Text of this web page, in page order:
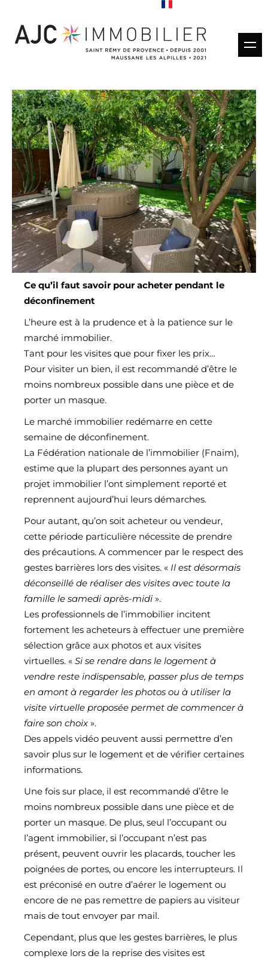
Louer
Gestion locative
Estimation
Vendus
Nos agences
L'équipe
Ce qu’il faut savoir pour acheter pendant le
déconfinement
L’heure est à la prudence et à la patience sur le
marché immobilier.
Tant pour les visites que pour fixer les prix…
Pour visiter un bien, il est recommandé d’être le
moins nombreux possible dans une pièce et de
porter un masque.
Le marché immobilier redémarre en cette
semaine de déconfinement.
La Fédération nationale de l’immobilier (Fnaim),
estime que la plupart des personnes ayant un
projet immobilier l’ont simplement reporté et
reprennent aujourd’hui leurs démarches.
Pour autant, qu’on soit acheteur ou vendeur,
cette période particulière nécessite de prendre
des précautions. A commencer par le respect des
gestes barrières lors des visites. « Il est désormais
déconseillé de réaliser des visites avec toute la
famille le samedi après-midi ».
Les professionnels de l’immobilier incitent
fortement les acheteurs à effectuer une première
sélection grâce aux photos et aux visites
virtuelles. « Si se rendre dans le logement à
vendre reste indispensable, passer plus de temps
en amont à regarder les photos ou à utiliser la
visite virtuelle proposée permet de commencer à
faire son choix ».
Des appels vidéo peuvent aussi permettre d’en
savoir plus sur le logement et de vérifier certaines
informations.
Une fois sur place, il est recommandé d’être le
moins nombreux possible dans une pièce et de
porter un masque. De plus, seul l’occupant ou
l’agent immobilier, si l’occupant n’est pas
présent, peuvent ouvrir les placards, toucher les
poignées de portes, ou encore les interrupteurs. Il
est préconisé en outre d’aérer le logement ou
encore de ne pas remettre de papiers au visiteur
mais de tout envoyer par mail.
Cependant, plus que les gestes barrières, le plus
complexe lors de la reprise des visites est